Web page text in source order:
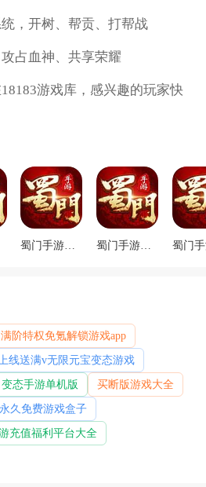
，开树、帮贡、打帮战
占血神、共享荣耀
游戏库，感兴趣的玩家快
满阶特权免氪解锁游戏app
上线送满v无限元宝变态游戏
变态手游单机版
买断版游戏大全
久免费游戏盒子
充值福利平台大全